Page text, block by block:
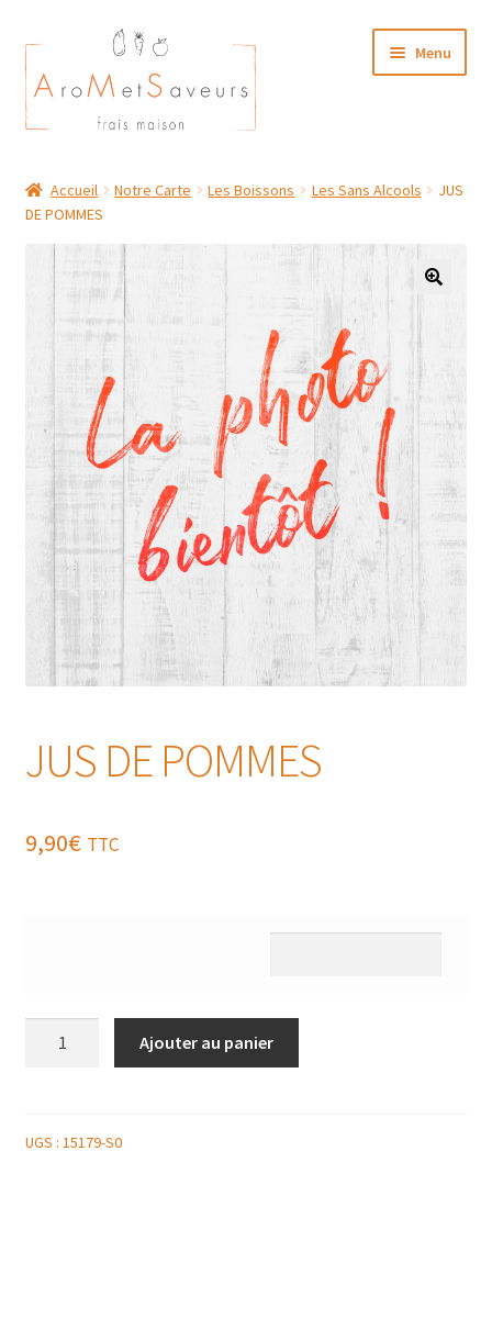
Aller
à
la
navigation
Aller
au
contenu
Menu
Plat du Jour/ Menu Week end
NOS BOUTIQUES
MON COMPTE
Accueil Notre Carte Les Boissons Les Sans Alcools
JUS
DE POMMES
JUS DE POMMES
9,90€ TTC
POMMES
Ajouter au panier
UGS : 15179-S0